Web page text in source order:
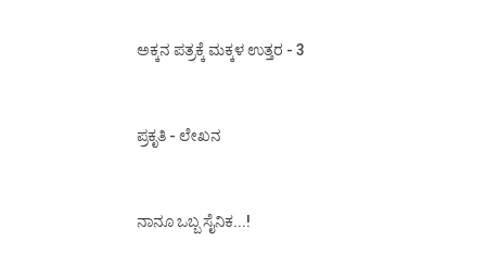
ಅಕ್ಕನ ಪತ್ರಕ್ಕೆ ಮಕ್ಕಳ ಉತ್ತರ - 3
ಪ್ರಕೃತಿ - ಲೇಖನ
ನಾನೂ ಒಬ್ಬ ಸೈನಿಕ...!